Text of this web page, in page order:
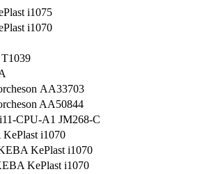
i1075
i1070
АА33703
AA50844
CPU-A1 JM268-C
i1070
KePlast i1070
KePlast i1070